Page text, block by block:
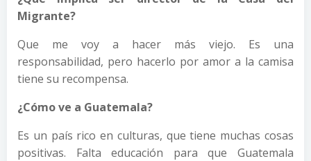
Migrante?
Que me voy a hacer más viejo. Es una
responsabilidad, pero hacerlo por amor a la camisa
tiene su recompensa.
¿Cómo ve a Guatemala?
Es un país rico en culturas, que tiene muchas cosas
positivas. Falta educación para que Guatemala